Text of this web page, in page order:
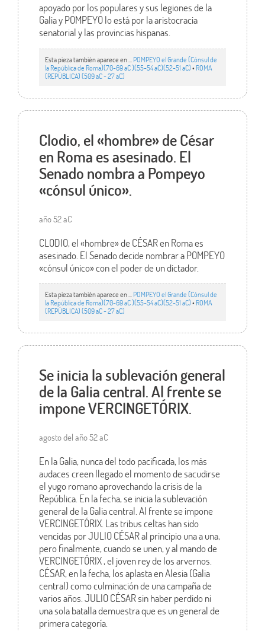
apoyado por los populares y sus legiones de la
Galia y POMPEYO lo está por la aristocracia
senatorial y las provincias hispanas.
Esta pieza también aparece en ... POMPEYO el Grande (Cónsul de
la República de Roma)(70-69 aC )(55-54 aC)(52-51 aC)• ROMA
(REPÚBLICA) (509 aC - 27 aC)
Clodio, el «hombre» de César
en Roma es asesinado. El
Senado nombra a Pompeyo
«cónsul único».
año 52 aC
CLODIO, el «hombre» de CÉSAR en Roma es
asesinado. El Senado decide nombrar a POMPEYO
«cónsul único» con el poder de un dictador.
Esta pieza también aparece en ... POMPEYO el Grande (Cónsul de
la República de Roma)(70-69 aC )(55-54 aC)(52-51 aC)• ROMA
(REPÚBLICA) (509 aC - 27 aC)
Se inicia la sublevación general
de la Galia central. Al frente se
impone VERCINGETÓRIX.
agosto del año 52 aC
En la Galia, nunca del todo pacificada, los más
audaces creen llegado el momento de sacudirse
el yugo romano aprovechando la crisis de la
República. En la fecha, se inicia la sublevación
general de la Galia central. Al frente se impone
VERCINGETÓRIX. Las tribus celtas han sido
vencidas por JULIO CÉSAR al principio una a una,
pero finalmente, cuando se unen, y al mando de
VERCINGETÓRIX , el joven rey de los arvernos.
CÉSAR, en la fecha, los aplasta en Alesia (Galia
central) como culminación de una campaña de
varios años. JULIO CÉSAR sin haber perdido ni
una sola batalla demuestra que es un general de
primera categoría.